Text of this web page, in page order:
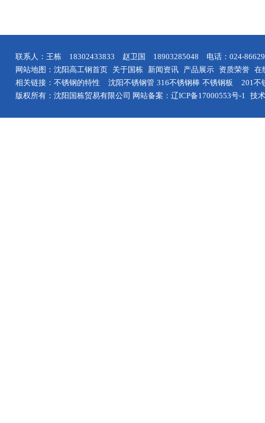
联系人：王栋 18302433833 赵卫国 18903285048 电话：024-
网站地图： 沈阳高工钢首页 关于国栋 新闻资讯 产品展示 资质荣誉 在
相关链接： 不锈钢的特性 沈阳不锈钢管 316不锈钢棒 不锈钢板
201不
版权所有：沈阳国栋贸易有限公司 网站备案： 辽ICP备17000553号-1 技